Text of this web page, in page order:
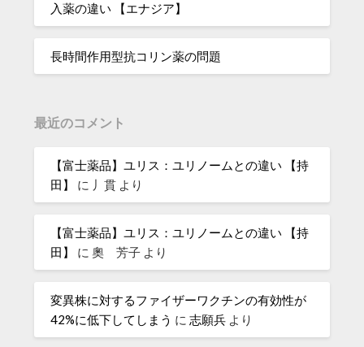
入薬の違い 【エナジア】
長時間作用型抗コリン薬の問題
最近のコメント
【富士薬品】ユリス：ユリノームとの違い 【持
田】
に 丿貫 より
【富士薬品】ユリス：ユリノームとの違い 【持
田】
に奧 芳子 より
変異株に対するファイザーワクチンの有効性が
42%に低下してしまう に志願兵 より